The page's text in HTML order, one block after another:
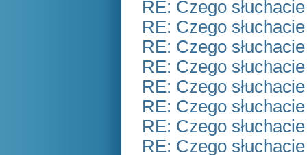
RE: Czego
RE: Czego
RE: Czego
RE: Czego
RE: Czego
RE: Czego
RE: Czego
RE: Czego